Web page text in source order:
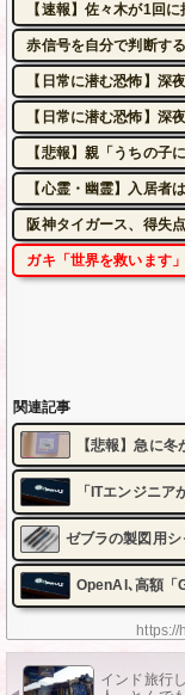
【速報】佐々木が1回
赤信号を自分で判断す
【日常に潜む恐怖】深
【日常に潜む恐怖】深
【悲報】親「うちの
【心霊・幽霊】入居者
阪神タイガース、得失
ガキ「世界を救います
関連記事
【悲報】急に
「ITエンジニ
ゼブラの製図用
OpenAI､高額「
インド旅行